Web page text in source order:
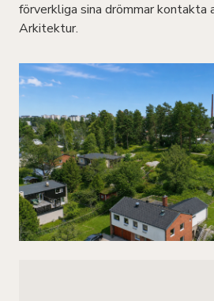
förverkliga sina drömmar
Arkitektur.